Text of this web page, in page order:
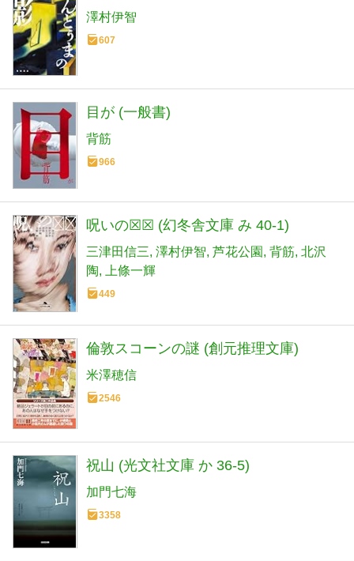
澤村伊智
607
目が (一般書)
背筋
966
呪いの☒☒ (幻冬舎文庫 み 40-1)
三津田信三 澤村伊智 芦花公園 背筋 北沢
陶
上條一輝
449
倫敦スコーンの謎 (創元推理文庫)
米澤穂信
2546
祝山 (光文社文庫 か 36-5)
加門七海
3358